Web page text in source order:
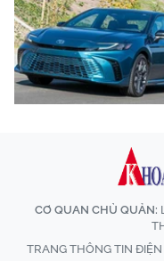
CƠ QUAN CHỦ QUẢN:
TRANG THÔNG TIN